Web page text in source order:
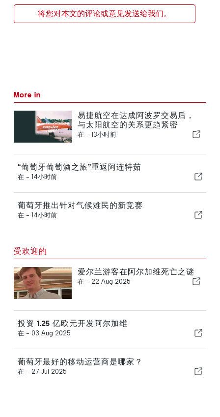
将您对本文的评论或意见发送给我们。
More in
易捷航空在达成阿波罗交易后，
与太阳航空的关系更趋紧密
在 - 13小时前
“葡萄牙葡萄酒之旅”重返阿连特茹
在 - 14小时前
葡萄牙推出针对气候难民的新竞赛
在 - 14小时前
受欢迎的
爱尔兰游客在阿尔加维死亡之谜
在 - 22 Aug 2025
投资 1.25 亿欧元开发阿尔加维
在 - 03 Aug 2025
葡萄牙最好的移动运营商是哪家？
在 - 27 Jul 2025